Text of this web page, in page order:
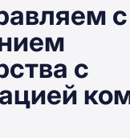
с
с